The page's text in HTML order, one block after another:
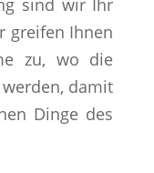
sind wir Ihr
greifen Ihnen
zu, wo die
damit
Dinge des